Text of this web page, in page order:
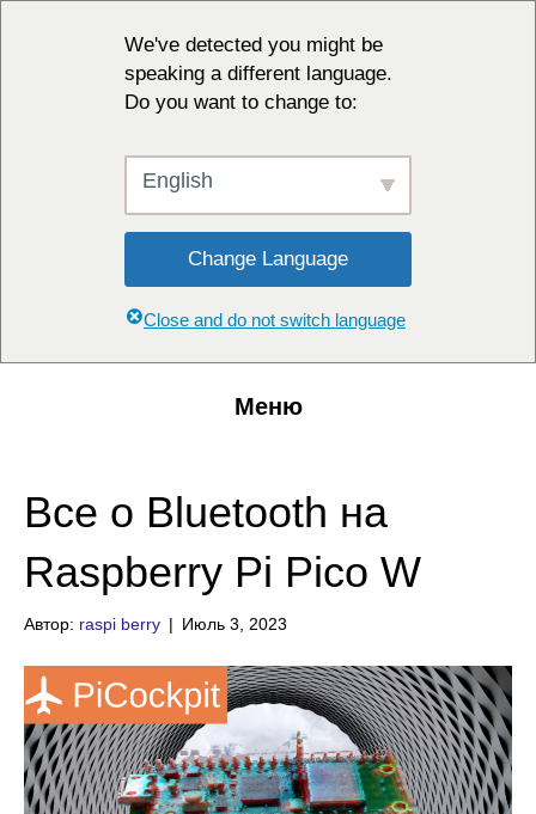
We've detected you might be
speaking a different language.
Do you want to change to:
English
Change Language
Close and do not switch language
Меню
Все о Bluetooth на
Raspberry Pi Pico W
Автор: raspi berry | Июль 3, 2023